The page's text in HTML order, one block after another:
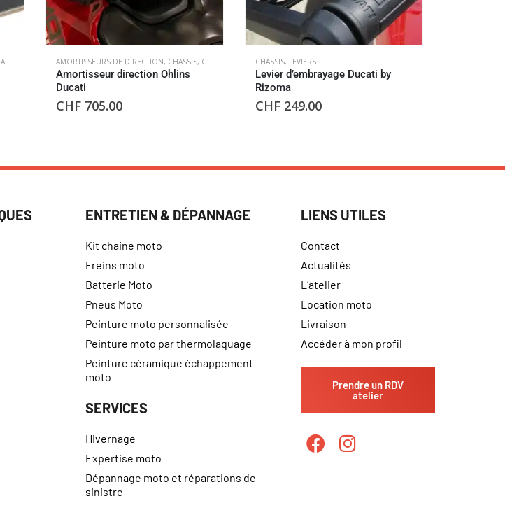
AMORTISSEURS DE DIRECTION, CHASSIS, GUIDONS
Amortisseur direction Ohlins
Ducati
CHF 705.00
CHASSIS, LEVIERS
Levier d’embrayage Ducati by
Rizoma
CHF 249.00
ENTRETIEN & DÉPANNAGE
Kit chaine moto
Freins moto
Batterie Moto
Pneus Moto
Peinture moto personnalisée
Peinture moto par thermolaquage
Peinture céramique échappement
moto
SERVICES
Hivernage
Expertise moto
Dépannage moto et réparations de
sinistre
LIENS UTILES
Contact
Actualités
L’atelier
Location moto
Livraison
Accéder à mon profil
Prendre un RDV
atelier